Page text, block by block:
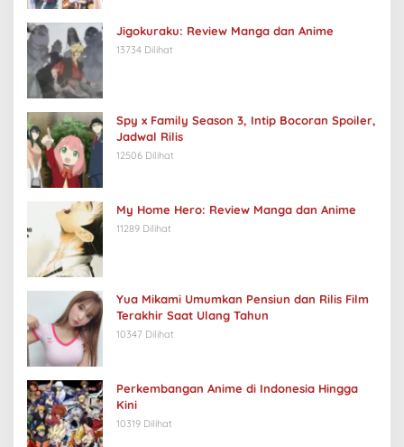
Jigokuraku: Review Manga dan Anime
13734 Dilihat
Spy x Family Season 3, Intip Bocoran Spoiler,
Jadwal Rilis
12506 Dilihat
My Home Hero: Review Manga dan Anime
11289 Dilihat
Yua Mikami Umumkan Pensiun dan Rilis Film
Terakhir Saat Ulang Tahun
10347 Dilihat
Perkembangan Anime di Indonesia Hingga
Kini
10319 Dilihat